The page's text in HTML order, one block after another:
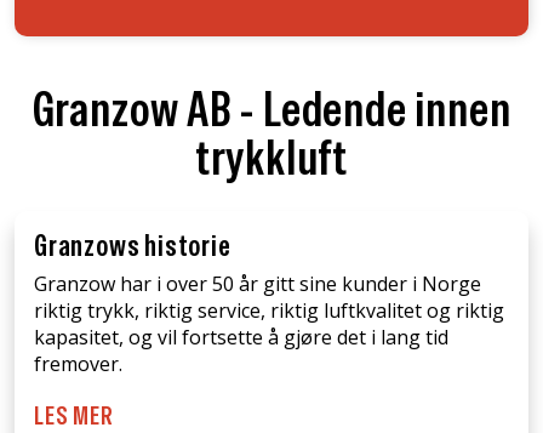
Granzow AB - Ledende innen
trykkluft
Granzows historie
Granzow har i over 50 år gitt sine kunder i Norge
riktig trykk, riktig service, riktig luftkvalitet og riktig
kapasitet, og vil fortsette å gjøre det i lang tid
fremover.
LES MER